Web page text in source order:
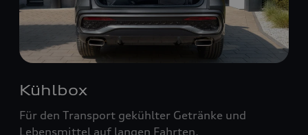
Kühlbox
Für den Transport gekühlter Getränke und
Lebensmittel auf langen Fahrten.